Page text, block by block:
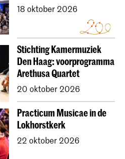
18 oktober 2026
Stichting Kamermuziek
Den Haag: voorprogramma
Arethusa Quartet
20 oktober 2026
Practicum Musicae in de
Lokhorstkerk
22 oktober 2026